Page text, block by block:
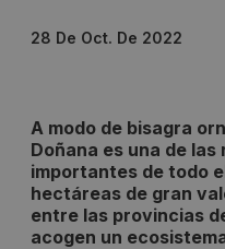
28 De Oct. De 2022
A modo de bisagra
Doñana es una de
importantes de todo
hectáreas de gran
entre las provincias
acogen un